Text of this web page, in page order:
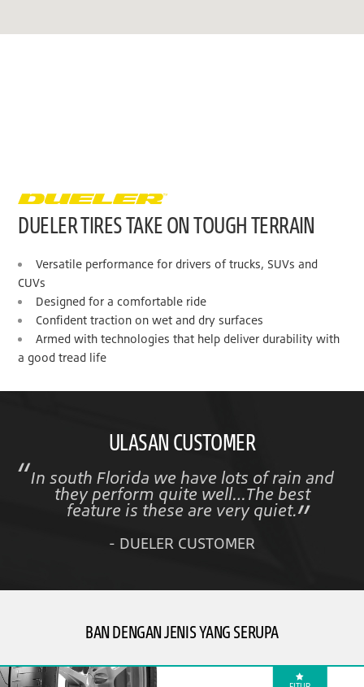
DUELER TIRES TAKE ON TOUGH TERRAIN
Versatile performance for drivers of trucks, SUVs and
CUVs
Designed for a comfortable ride
Confident traction on wet and dry surfaces
Armed with technologies that help deliver durability with
a good tread life
ULASAN CUSTOMER
In south Florida we have lots of rain and
they perform quite well…The best
feature is these are very quiet.
- DUELER CUSTOMER
BAN DENGAN JENIS YANG SERUPA